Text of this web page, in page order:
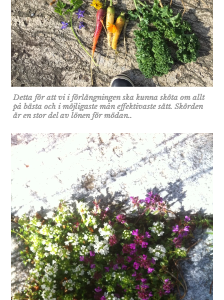
Detta för att vi i förlängningen ska kunna sköta om allt
på bästa och i möjligaste mån effektivaste sätt. Skörden
är en stor del av lönen för mödan..